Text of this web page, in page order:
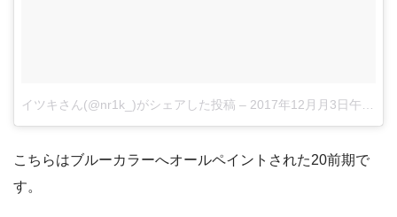
イツキさん(@nr1k_)がシェアした投稿 – 2017年12月月3日午前2時15分PST
こちらはブルーカラーへオールペイントされた20前期で
す。